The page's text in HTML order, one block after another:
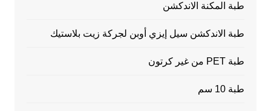
طبة المكنة الاندكشن
طبة الاندكشن سيل إيزي أوبن لجركة زيت بلاستيك
طبة PET من غير كرتون
طبة 10 سم